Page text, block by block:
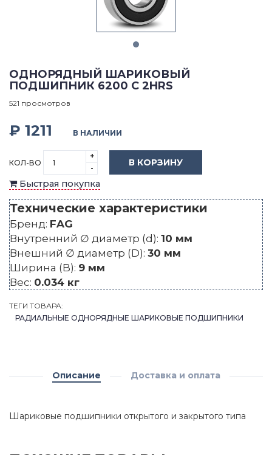
ОДНОРЯДНЫЙ ШАРИКОВЫЙ
ПОДШИПНИК 6200 C 2HRS
521 просмотров
₽ 1211 В НАЛИЧИИ
КОЛ-ВО
+
-
В КОРЗИНУ
Быстрая покупка
Технические характеристики
Бренд: FAG
Внутренний ∅ диаметр (d): 10 мм
Внешний ∅ диаметр (D): 30 мм
Ширина (B): 9 мм
Вес: 0.034 кг
ТЕГИ ТОВАРА:
РАДИАЛЬНЫЕ ОДНОРЯДНЫЕ ШАРИКОВЫЕ ПОДШИПНИКИ
Описание Доставка и оплата
Шариковые подшипники открытого и закрытого типа